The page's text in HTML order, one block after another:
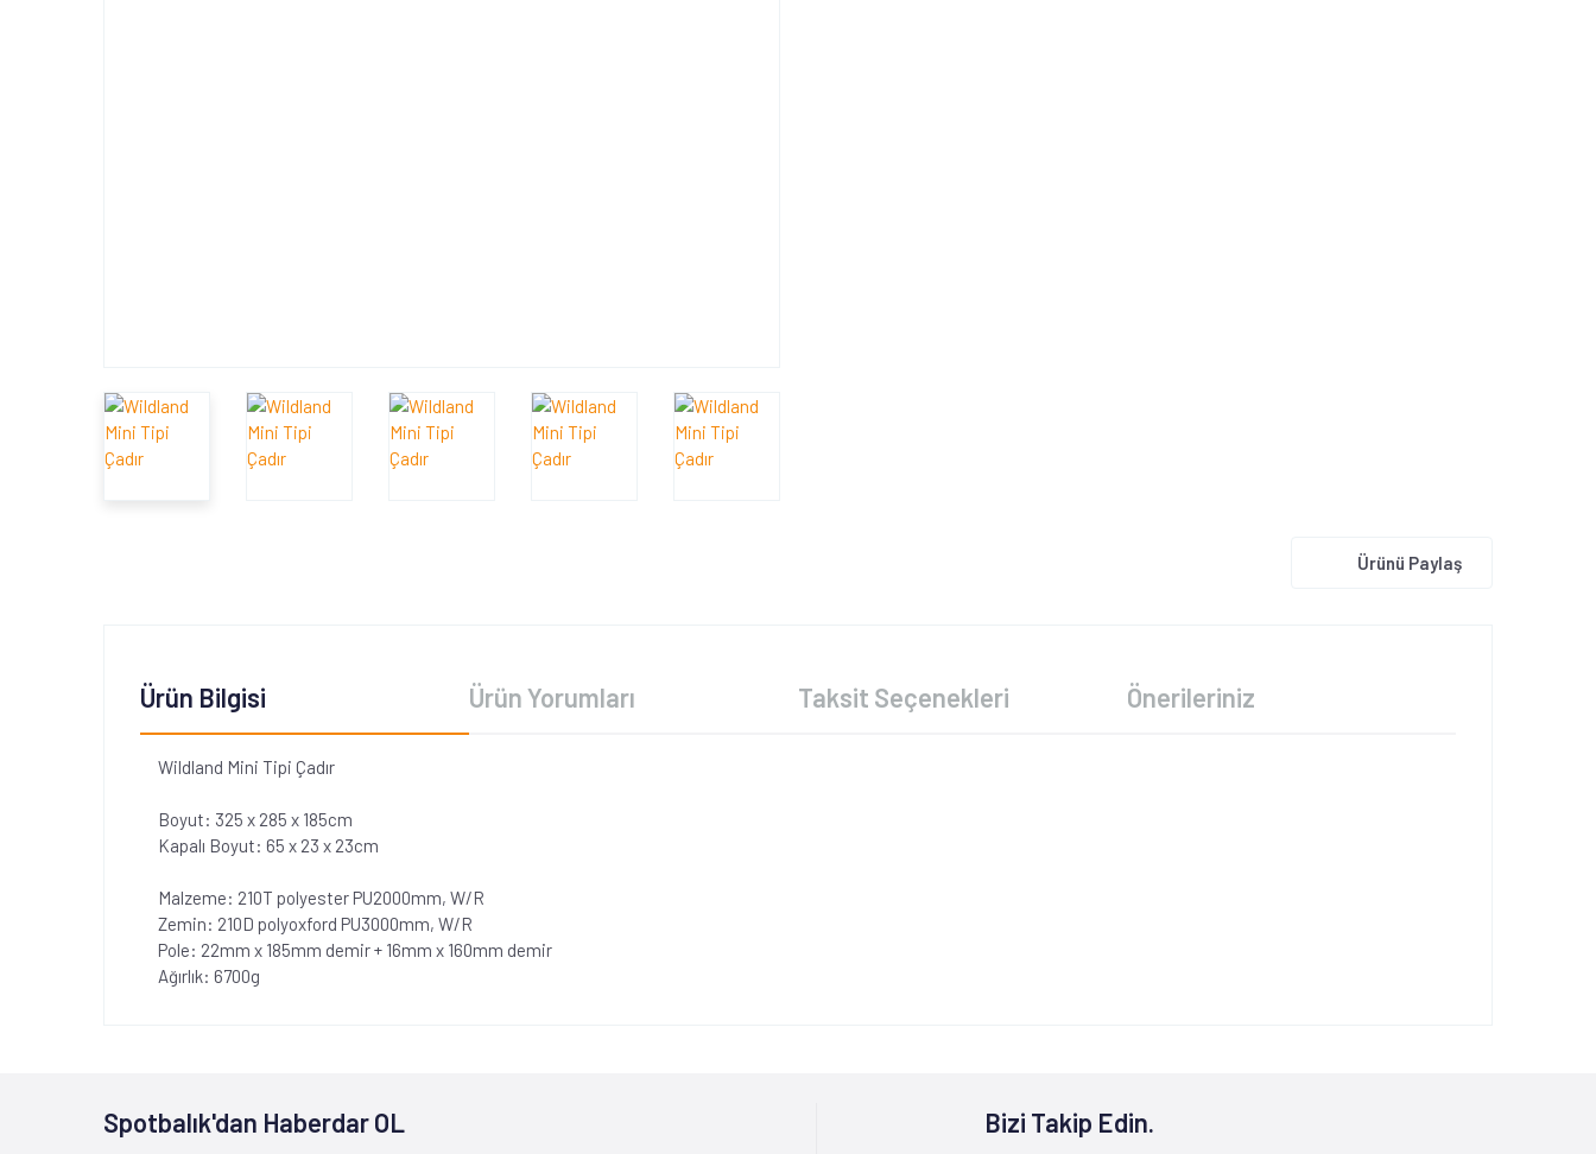
Ürünü Paylaş
Ürün Bilgisi
Wildland Mini Tipi Çadır
Boyut: 325 x 285 x 185cm
Kapalı Boyut: 65 x 23 x 23cm
Malzeme: 210T polyester PU2000mm, W/R
Zemin: 210D polyoxford PU3000mm, W/R
Pole: 22mm x 185mm demir + 16mm x 160mm demir
Ağırlık: 6700g
Ürün Yorumları Taksit Seçenekleri Önerileriniz
Spotbalık'dan Haberdar OL Bizi Takip Edin.